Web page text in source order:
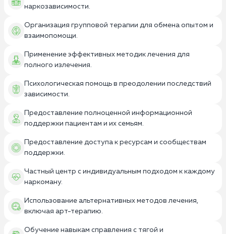
наркозависимости.
Организация групповой терапии для обмена опытом и
взаимопомощи.
Применение эффективных методик лечения для
полного излечения.
Психологическая помощь в преодолении последствий
зависимости.
Предоставление полноценной информационной
поддержки пациентам и их семьям.
Предоставление доступа к ресурсам и сообществам
поддержки.
Частный центр с индивидуальным подходом к каждому
наркоману.
Использование альтернативных методов лечения,
включая арт-терапию.
Обучение навыкам справления с тягой и